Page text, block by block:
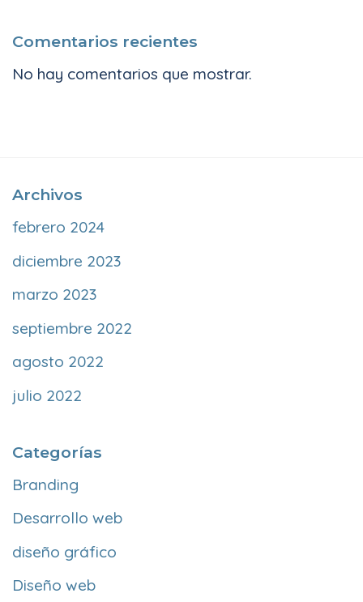
Comentarios recientes
No hay comentarios que mostrar.
Archivos
febrero 2024
diciembre 2023
marzo 2023
septiembre 2022
agosto 2022
julio 2022
Categorías
Branding
Desarrollo web
diseño gráfico
Diseño web